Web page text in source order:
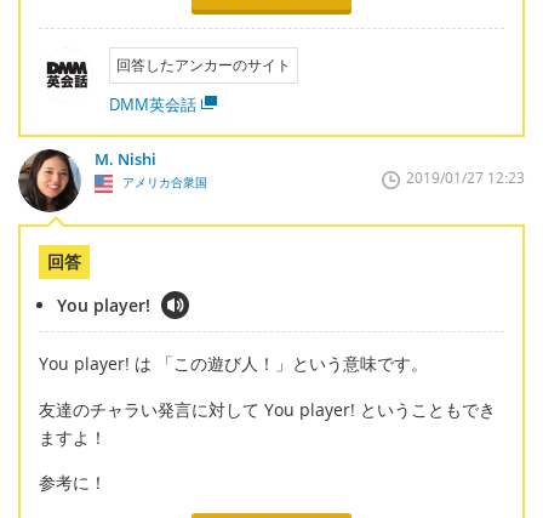
回答したアンカーのサイト
DMM英会話
M. Nishi
アメリカ合衆国 2019/01/27 12:23
回答
You player!
You player! は 「この遊び人！」という意味です。
友達のチャラい発言に対して You player! ということもでき
ますよ！
参考に！